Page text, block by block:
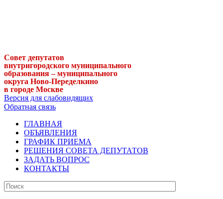
Совет депутатов
внутригородского муниципального
образования – муниципального
округа Ново-Переделкино
в городе Москве
Версия для слабовидящих
Обратная связь
ГЛАВНАЯ
ОБЪЯВЛЕНИЯ
ГРАФИК ПРИЕМА
РЕШЕНИЯ СОВЕТА ДЕПУТАТОВ
ЗАДАТЬ ВОПРОС
КОНТАКТЫ